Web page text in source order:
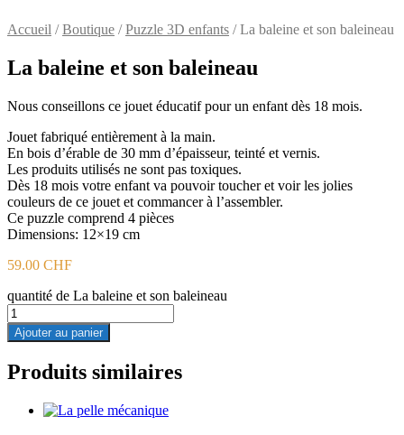
Accueil /Boutique /Puzzle 3D enfants / La baleine et son baleineau
La baleine et son baleineau
Nous conseillons ce jouet éducatif pour un enfant dès 18 mois.
Jouet fabriqué entièrement à la main.
En bois d’érable de 30 mm d’épaisseur, teinté et vernis.
Les produits utilisés ne sont pas toxiques.
Dès 18 mois votre enfant va pouvoir toucher et voir les jolies
couleurs de ce jouet et commancer à l’assembler.
Ce puzzle comprend 4 pièces
Dimensions: 12×19 cm
59.00 CHF
quantité de La baleine et son baleineau
Ajouter au panier
Produits similaires